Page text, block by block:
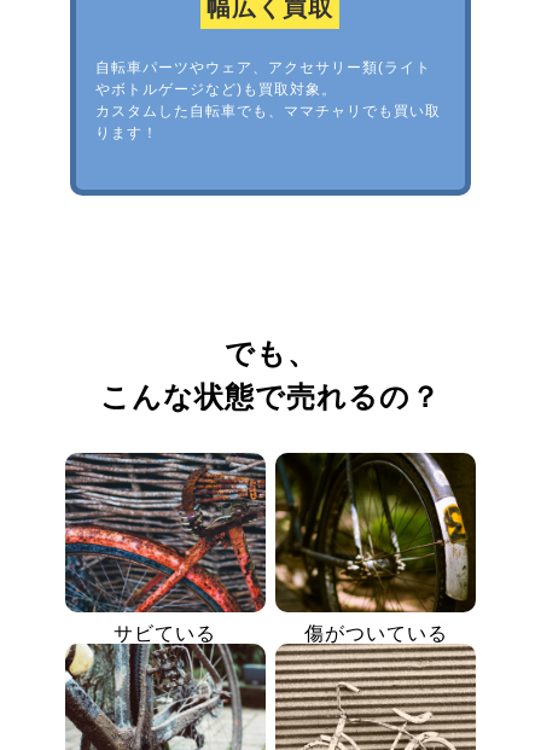
幅広く買取
自転車パーツやウェア、アクセサリー類(ライト
やボトルゲージなど)も買取対象。
カスタムした自転車でも、ママチャリでも買い取
ります！
でも、
こんな状態で売れるの？
サビている 傷がついている